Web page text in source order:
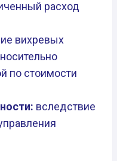
расход
вихревых
по стоимости
вследствие